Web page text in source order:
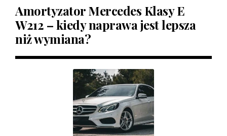
Amortyzator Mercedes Klasy E
W212 – kiedy naprawa jest lepsza
niż wymiana?